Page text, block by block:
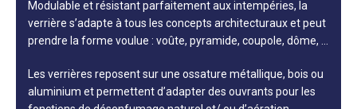
Modulable et résistant parfaitement aux intempéries, la
verrière s’adapte à tous les concepts architecturaux et peut
prendre la forme voulue : voûte, pyramide, coupole, dôme, …
Les verrières reposent sur une ossature métallique, bois ou
aluminium et permettent d’adapter des ouvrants pour les